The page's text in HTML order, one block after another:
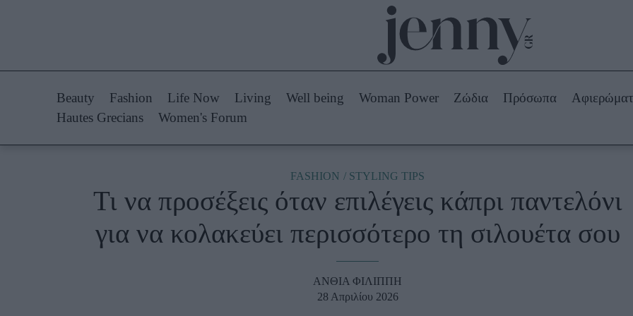
Styling Tips
Fashion News
Beauty -
Ομορφιά
Skincare
Μακιγιάζ
Woman Power Πρόσωπα Ζώδια
Beauty Fashion Life Now Living Well being Woman Power Ζώδια Πρόσωπα
Hautes Grecians
Women's Forum
FASHION STYLING TIPS
Τι να προσέξεις όταν επιλέγεις κάπρι παντελόνι
για να κολακεύει περισσότερο τη σιλουέτα σου
ΑΝΘΙΑ ΦΙΛΙΠΠΗ
28 Απριλίου 2026